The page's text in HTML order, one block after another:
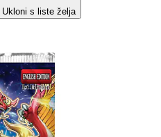
Ukloni s liste želja